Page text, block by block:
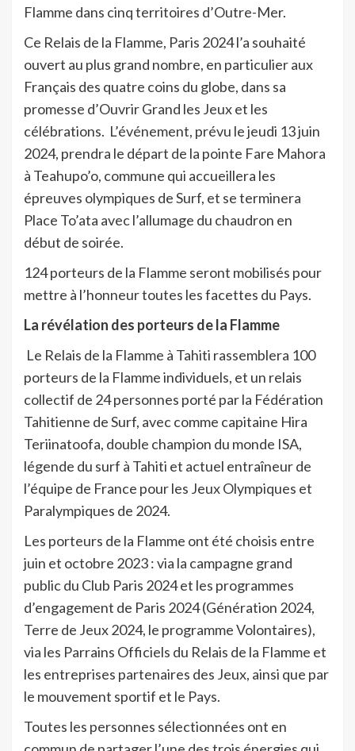
Flamme dans cinq territoires d’Outre-Mer.
Ce Relais de la Flamme, Paris 2024 l’a souhaité
ouvert au plus grand nombre, en particulier aux
Français des quatre coins du globe, dans sa
promesse d’Ouvrir Grand les Jeux et les
célébrations. L’événement, prévu le jeudi 13 juin
2024, prendra le départ de la pointe Fare Mahora
à Teahupo’o, commune qui accueillera les
épreuves olympiques de Surf, et se terminera
Place To’ata avec l’allumage du chaudron en
début de soirée.
124 porteurs de la Flamme seront mobilisés pour
mettre à l’honneur toutes les facettes du Pays.
La révélation des porteurs de la Flamme
Le Relais de la Flamme à Tahiti rassemblera 100
porteurs de la Flamme individuels, et un relais
collectif de 24 personnes porté par la Fédération
Tahitienne de Surf, avec comme capitaine Hira
Teriinatoofa, double champion du monde ISA,
légende du surf à Tahiti et actuel entraîneur de
l’équipe de France pour les Jeux Olympiques et
Paralympiques de 2024.
Les porteurs de la Flamme ont été choisis entre
juin et octobre 2023 : via la campagne grand
public du Club Paris 2024 et les programmes
d’engagement de Paris 2024 (Génération 2024,
Terre de Jeux 2024, le programme Volontaires),
via les Parrains Officiels du Relais de la Flamme et
les entreprises partenaires des Jeux, ainsi que par
le mouvement sportif et le Pays.
Toutes les personnes sélectionnées ont en